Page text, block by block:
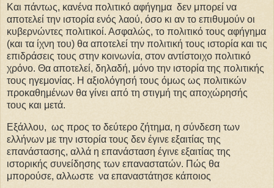
Και πάντως, κανένα πολιτικό αφήγημα δεν μπορεί να
αποτελεί την ιστορία ενός λαού, όσο κι αν το επιθυμούν οι
κυβερνώντες πολιτικοί. Ασφαλώς, το πολιτικό τους αφήγημα
(και τα ίχνη του) θα αποτελεί την πολιτική τους ιστορία και τις
επιδράσεις τους στην κοινωνία, στον αντίστοιχο πολιτικό
χρόνο. Θα αποτελεί, δηλαδή, μόνο την ιστορία της πολιτικής
τους ηγεμονίας. Η αξιολόγησή τους όμως ως πολιτικών
προκαθημένων θα γίνει από τη στιγμή της αποχώρησής
τους και μετά.
Εξάλλου, ως προς το δεύτερο ζήτημα, η σύνδεση των
ελλήνων με την ιστορία τους δεν έγινε εξαιτίας της
επανάστασης, αλλά η επανάσταση έγινε εξαιτίας της
ιστορικής συνείδησης των επαναστατών. Πώς θα
μπορούσε, αλλωστε να επαναστάτησε κάποιος